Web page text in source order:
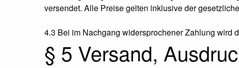
versendet. Alle Preise gelten inklusive der
4.3 Bei im Nachgang widersprochener Zahlung wird
§ 5 Versand,